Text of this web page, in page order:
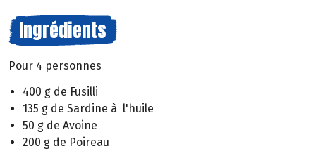
Ingrédients
Pour 4 personnes
400 g de Fusilli
135 g de Sardine à l'huile
50 g de Avoine
200 g de Poireau